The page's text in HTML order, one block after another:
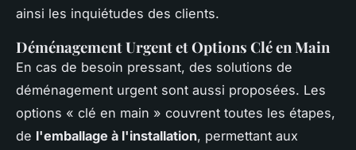
ainsi les inquiétudes des clients.
Déménagement Urgent et Options Clé en Main
En cas de besoin pressant, des solutions de
déménagement urgent sont aussi proposées. Les
options « clé en main » couvrent toutes les étapes,
de l'emballage à l'installation, permettant aux